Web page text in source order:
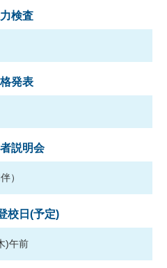
検査
発表
説明会
）
校日(予定)
)午前